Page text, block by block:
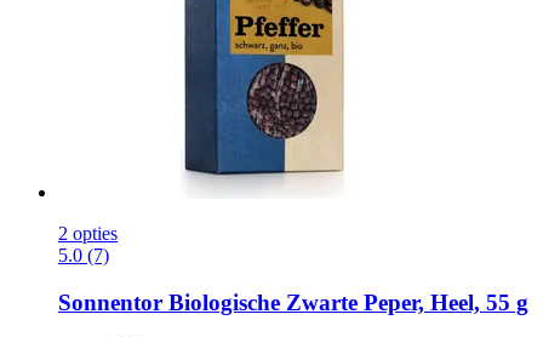
2 opties
5.0 (7)
Sonnentor Biologische Zwarte Peper, Heel, 55 g